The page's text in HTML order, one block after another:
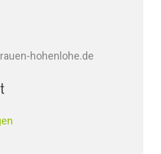
hohenlohe.de